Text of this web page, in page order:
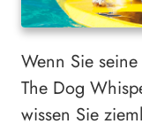
Wenn Sie
The Dog
wissen Sie